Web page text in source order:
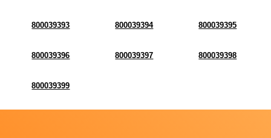
800039393 800039394 800039395
800039396 800039397 800039398
800039399